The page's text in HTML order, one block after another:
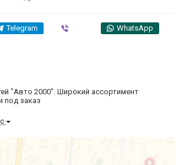
Telegram WhatsApp
"Авто 2000". Широкий ассортимент
под заказ